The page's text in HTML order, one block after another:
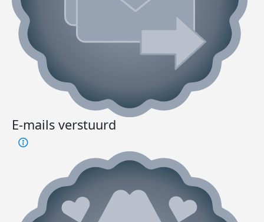
E-mails verstuurd